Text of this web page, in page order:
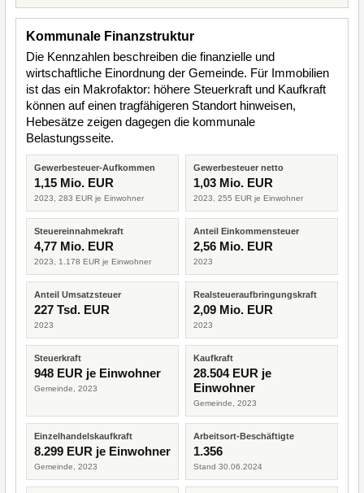
Kommunale Finanzstruktur
Die Kennzahlen beschreiben die finanzielle und
wirtschaftliche Einordnung der Gemeinde. Für Immobilien
ist das ein Makrofaktor: höhere Steuerkraft und Kaufkraft
können auf einen tragfähigeren Standort hinweisen,
Hebesätze zeigen dagegen die kommunale
Belastungsseite.
Gewerbesteuer-Aufkommen
1,15 Mio. EUR
2023, 283 EUR je Einwohner
Gewerbesteuer netto
1,03 Mio. EUR
2023, 255 EUR je Einwohner
Steuereinnahmekraft
4,77 Mio. EUR
2023, 1.178 EUR je Einwohner
Anteil Einkommensteuer
2,56 Mio. EUR
2023
Anteil Umsatzsteuer
227 Tsd. EUR
2023
Realsteueraufbringungskraft
2,09 Mio. EUR
2023
Steuerkraft
948 EUR je Einwohner
Gemeinde, 2023
Kaufkraft
28.504 EUR je
Einwohner
Gemeinde, 2023
Einzelhandelskaufkraft
8.299 EUR je Einwohner
Gemeinde, 2023
Arbeitsort-Beschäftigte
1.356
Stand 30.06.2024